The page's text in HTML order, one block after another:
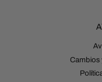
Cambios